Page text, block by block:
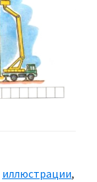
иллюстрации,